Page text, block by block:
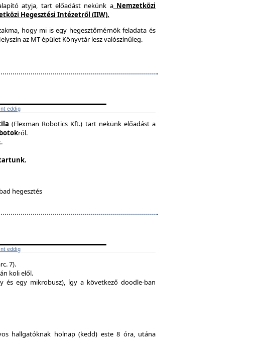
atyja, tart előadást nekünk aNemzetközi
Hegesztési Intézetről (IIW).
hogy mi is egy hegesztőmérnök feladata és
az MT épület Könyvtár lesz valószínűleg.
eddig
(Flexman Robotics Kft.) tart nekünk előadást a
ról.
hegesztés
eddig
7).
koli elől.
és egy mikrobusz), így a következő doodle-ban
hallgatóknak holnap (kedd) este 8 óra, utána